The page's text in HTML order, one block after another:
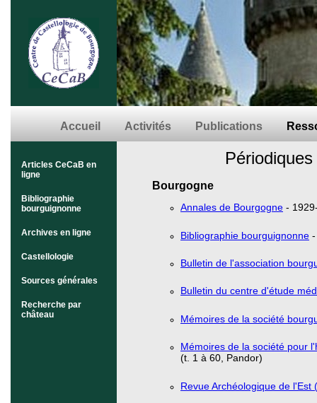
Accueil Activités Publications
Articles CeCaB en
ligne
Bibliographie
bourguignonne
Archives en ligne
Castellologie
Sources générales
Recherche par
château
Bourgogne
Annales de Bourgogne -
Bibliographie bourguignonne
Bulletin de l'association
Bulletin du centre d'étude
Mémoires de la société
Mémoires de la société pour
(t. 1 à 60, Pandor)
Revue Archéologique de l'Est